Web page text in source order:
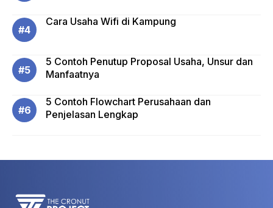
Cara Usaha Wifi di Kampung
5 Contoh Penutup Proposal Usaha, Unsur dan
Manfaatnya
5 Contoh Flowchart Perusahaan dan
Penjelasan Lengkap